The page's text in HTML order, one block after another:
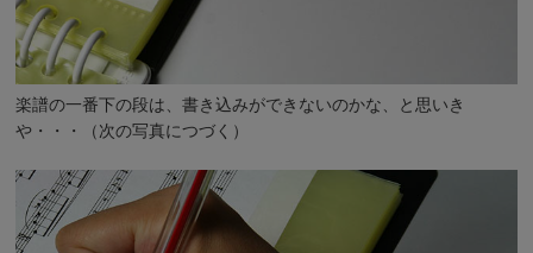
楽譜の一番下の段は、書き込みができないのかな、と思いき
や・・・（次の写真につづく）